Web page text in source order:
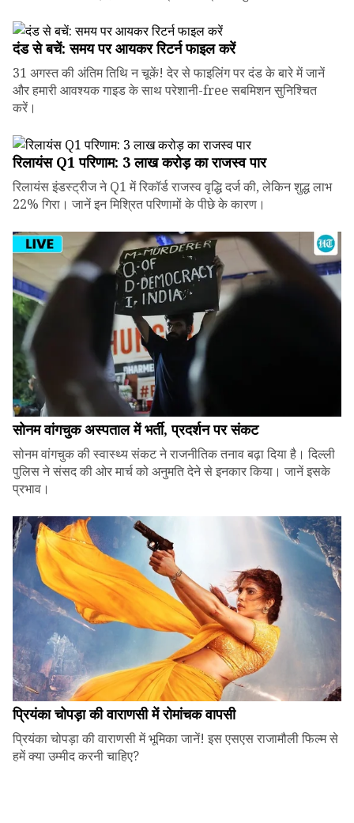
दंड से बचें: समय पर आयकर रिटर्न फाइल करें
31 अगस्त की अंतिम तिथि न चूकें! देर से फाइलिंग पर दंड के बारे में जानें
और हमारी आवश्यक गाइड के साथ परेशानी-free सबमिशन सुनिश्चित
करें।
रिलायंस Q1 परिणाम: ₹3 लाख करोड़ का राजस्व पार
रिलायंस इंडस्ट्रीज ने Q1 में रिकॉर्ड राजस्व वृद्धि दर्ज की, लेकिन शुद्ध लाभ
22% गिरा। जानें इन मिश्रित परिणामों के पीछे के कारण।
सोनम वांगचुक अस्पताल में भर्ती, प्रदर्शन पर संकट
सोनम वांगचुक की स्वास्थ्य संकट ने राजनीतिक तनाव बढ़ा दिया है। दिल्ली
पुलिस ने संसद की ओर मार्च को अनुमति देने से इनकार किया। जानें इसके
प्रभाव।
प्रियंका चोपड़ा की वाराणसी में रोमांचक वापसी
प्रियंका चोपड़ा की वाराणसी में भूमिका जानें! इस एसएस राजामौली फिल्म से
हमें क्या उम्मीद करनी चाहिए?